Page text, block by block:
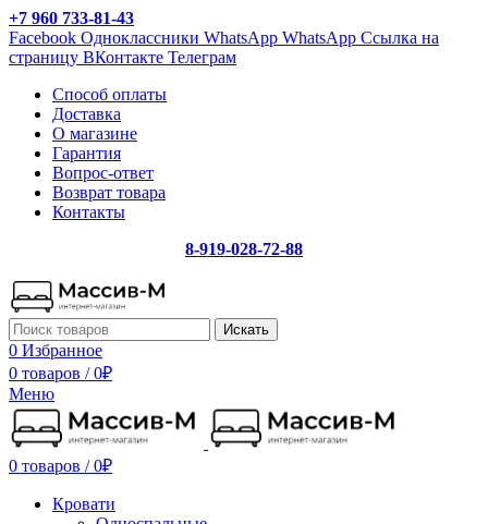
+7 960 733-81-43
Facebook Одноклассники WhatsApp WhatsApp Ссылка на
страницу ВКонтакте Телеграм
Способ оплаты
Доставка
О магазине
Гарантия
Вопрос-ответ
Возврат товара
Контакты
8-919-028-72-88
Искать
0 Избранное
0 товаров / 0₽
Меню
0 товаров / 0₽
Кровати